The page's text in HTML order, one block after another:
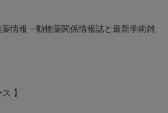
情報 ─動物薬関係情報誌と最新学術雑
】